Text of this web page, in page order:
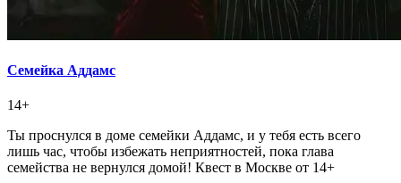
Семейка Аддамс
14+
Ты проснулся в доме семейки Аддамс, и у тебя есть всего
лишь час, чтобы избежать неприятностей, пока глава
семейства не вернулся домой! Квест в Москве от 14+